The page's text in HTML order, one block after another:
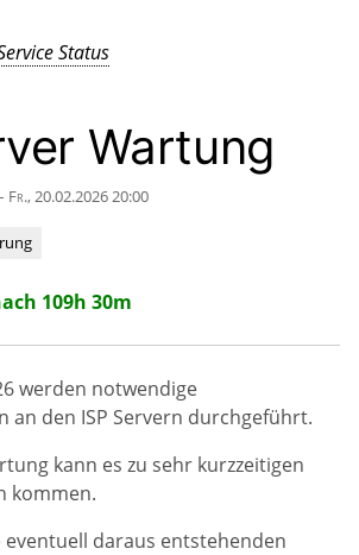
Status
Wartung
Fr., 20.02.2026 20:00
109h 30m
werden notwendige
an den ISP Servern durchgeführt.
kann es zu sehr kurzzeitigen
kommen.
daraus entstehenden